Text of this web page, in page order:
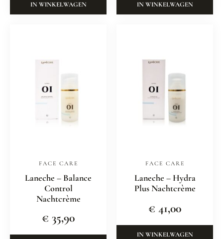
IN WINKELWAGEN IN WINKELWAGEN
FACE CARE
Laneche – Balance
Control
Nachtcrème
€ 35,90
FACE CARE
Laneche – Hydra
Plus Nachtcrème
€ 41,00
IN WINKELWAGEN